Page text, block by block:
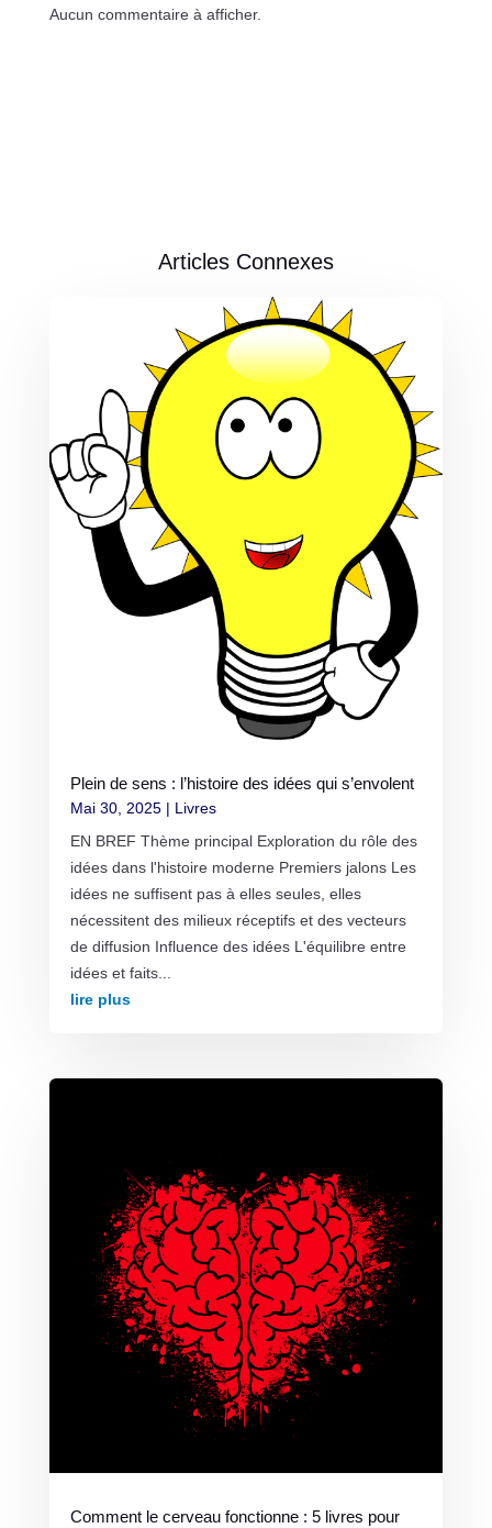
Aucun commentaire à afficher.
Articles Connexes
Plein de sens : l’histoire des idées qui s’envolent
Mai 30, 2025| Livres
EN BREF Thème principal Exploration du rôle des
idées dans l'histoire moderne Premiers jalons Les
idées ne suffisent pas à elles seules, elles
nécessitent des milieux réceptifs et des vecteurs
de diffusion Influence des idées L'équilibre entre
idées et faits...
lire plus
Comment le cerveau fonctionne : 5 livres pour